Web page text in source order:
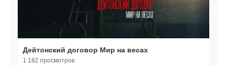
Дейтонский договор Мир на весах
1 182 просмотров